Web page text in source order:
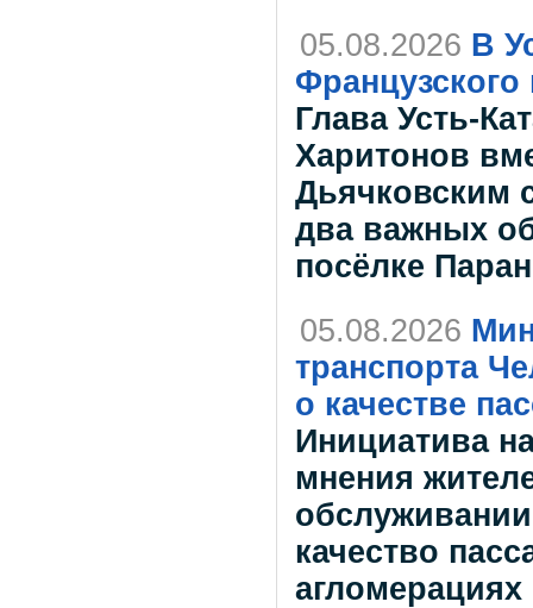
05.08.2026 В
Глава Усть-
Харитонов
Дьячковским
два важных
посёлке
05.08.2026
транспорта
о качестве
Инициатива
мнения
качество
агломерациях